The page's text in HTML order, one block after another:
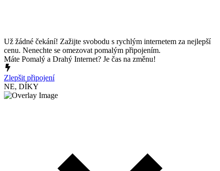
Už žádné čekání! Zažijte svobodu s rychlým internetem za nejlepší
cenu. Nenechte se omezovat pomalým připojením.
Máte Pomalý a Drahý Internet? Je čas na změnu!
Zlepšit připojení
NE, DÍKY